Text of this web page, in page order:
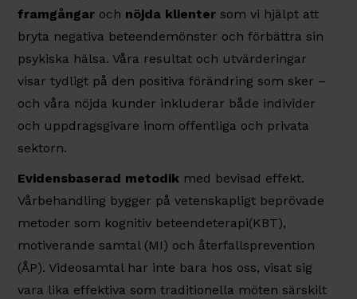
framgångar och nöjda klienter som vi hjälpt att
bryta negativa beteendemönster och förbättra sin
psykiska hälsa. Våra resultat och utvärderingar
visar tydligt på den positiva förändring som sker –
och våra nöjda kunder inkluderar både individer
och uppdragsgivare inom offentliga och privata
sektorn.
Evidensbaserad metodik med bevisad effekt.
Vårbehandling bygger på vetenskapligt beprövade
metoder som kognitiv beteendeterapi(KBT),
motiverande samtal (MI) och återfallsprevention
(ÅP). Videosamtal har inte bara hos oss, visat sig
vara lika effektiva som traditionella möten särskilt